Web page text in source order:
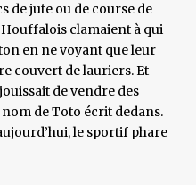
de jute ou de course de
clamaient à qui
en ne voyant que leur
couvert de lauriers. Et
de vendre des
de Toto écrit dedans.
le sportif phare